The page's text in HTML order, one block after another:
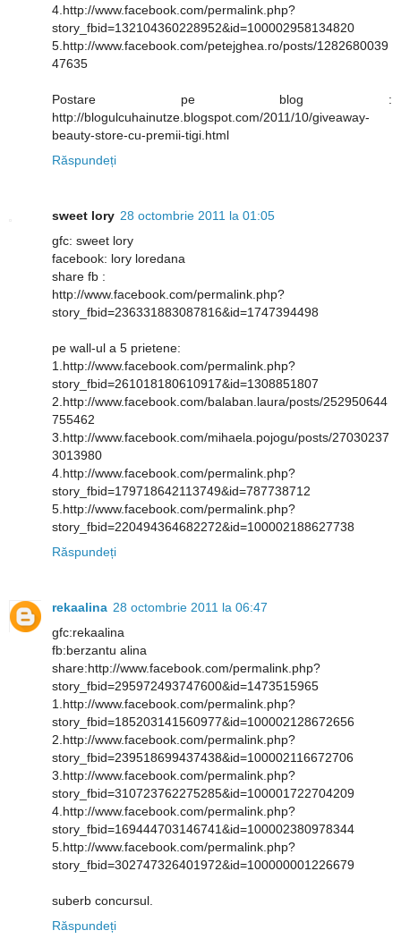
4.http://www.facebook.com/permalink.php?
story_fbid=132104360228952&id=100002958134820
5.http://www.facebook.com/petejghea.ro/posts/1282680039
47635
Postare pe blog :
http://blogulcuhainutze.blogspot.com/2011/10/giveaway-
beauty-store-cu-premii-tigi.html
Răspundeți
sweet lory 28 octombrie 2011 la 01:05
gfc: sweet lory
facebook: lory loredana
share fb :
http://www.facebook.com/permalink.php?
story_fbid=236331883087816&id=1747394498
pe wall-ul a 5 prietene:
1.http://www.facebook.com/permalink.php?
story_fbid=261018180610917&id=1308851807
2.http://www.facebook.com/balaban.laura/posts/252950644
755462
3.http://www.facebook.com/mihaela.pojogu/posts/27030237
3013980
4.http://www.facebook.com/permalink.php?
story_fbid=179718642113749&id=787738712
5.http://www.facebook.com/permalink.php?
story_fbid=220494364682272&id=100002188627738
Răspundeți
rekaalina 28 octombrie 2011 la 06:47
gfc:rekaalina
fb:berzantu alina
share:http://www.facebook.com/permalink.php?
story_fbid=295972493747600&id=1473515965
1.http://www.facebook.com/permalink.php?
story_fbid=185203141560977&id=100002128672656
2.http://www.facebook.com/permalink.php?
story_fbid=239518699437438&id=100002116672706
3.http://www.facebook.com/permalink.php?
story_fbid=310723762275285&id=100001722704209
4.http://www.facebook.com/permalink.php?
story_fbid=169444703146741&id=100002380978344
5.http://www.facebook.com/permalink.php?
story_fbid=302747326401972&id=100000001226679
suberb concursul.
Răspundeți